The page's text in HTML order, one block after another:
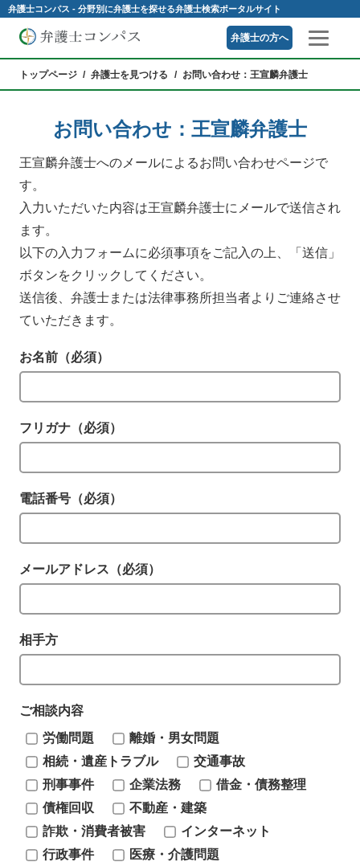
弁護士コンパス - 分野別に弁護士を探せる弁護士検索ポータルサイト
弁護士の方へ
トップページ 弁護士を見つける お問い合わせ：王宣麟弁護士
お問い合わせ：王宣麟弁護士
王宣麟弁護士へのメールによるお問い合わせページで
す。
入力いただいた内容は王宣麟弁護士にメールで送信され
ます。
以下の入力フォームに必須事項をご記入の上、「送信」
ボタンをクリックしてください。
送信後、弁護士または法律事務所担当者よりご連絡させ
ていただきます。
お名前（必須）
フリガナ（必須）
電話番号（必須）
メールアドレス（必須）
相手方
ご相談内容
労働問題
離婚・男女問題
相続・遺産トラブル
交通事故
刑事事件
企業法務
借金・債務整理
債権回収
不動産・建築
詐欺・消費者被害
インターネット
行政事件
医療・介護問題